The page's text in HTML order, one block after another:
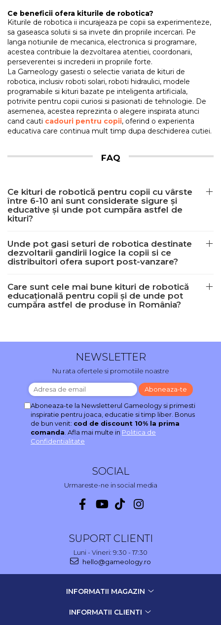
Ce beneficii ofera kiturile de robotica?
Kiturile de robotica ii incurajeaza pe copii sa experimenteze,
sa gaseasca solutii si sa invete din propriile incercari. Pe
langa notiunile de mecanica, electronica si programare,
acestea contribuie la dezvoltarea atentiei, coordonarii,
perseverentei si increderii in propriile forte.
La Gameology gasesti o selectie variata de kituri de
robotica, inclusiv roboti solari, roboti hidraulici, modele
programabile si kituri bazate pe inteligenta artificiala,
potrivite pentru copii curiosi si pasionati de tehnologie. De
asemenea, acestea reprezinta o alegere inspirata atunci
cand cauti cadouri pentru copii, oferind o experienta
educativa care continua mult timp dupa deschiderea cutiei.
FAQ
Ce kituri de robotică pentru copii cu vârste
între 6-10 ani sunt considerate sigure și
educative și unde pot cumpăra astfel de
kituri?
Unde pot gasi seturi de robotica destinate
dezvoltarii gandirii logice la copii si ce
distribuitori ofera suport post-vanzare?
Care sunt cele mai bune kituri de robotică
educațională pentru copii și de unde pot
cumpăra astfel de produse în România?
NEWSLETTER
Nu rata ofertele si promotiile noastre
Aboneaza-te la Newsletterul Gameology si primesti
inspiratie pentru joaca, educatie si timp liber. Bonus
de bun venit: cod de discount 10% la prima
comanda. Afla mai multe in Politica de
Confidentialitate
SOCIAL
Urmareste-ne in social media
SUPORT CLIENTI
Luni - Vineri: 9:30 - 17:30
hello@gameology.ro
INFORMATII MAGAZIN
INFORMATII CLIENTI